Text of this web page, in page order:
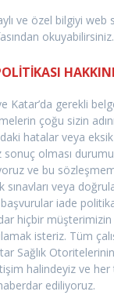
ve özel bilgiyi web
okuyabilirsiniz.
Katar’da gerekli
çoğu sizin
hatalar veya
olması
ve bu
sınavları veya
iade
hiçbir
isteriz. Tüm
Sağlık
halindeyiz ve
ediliyoruz.